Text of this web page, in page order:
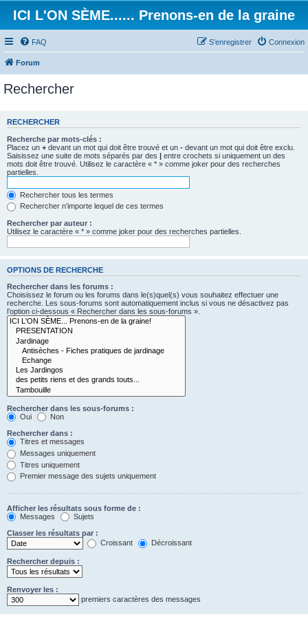
ICI L'ON SÈME...... Prenons-en de la graine
FAQ Connexion
S’enregistrer
Forum
Rechercher
RECHERCHER
Recherche par mots-clés :
Placez un + devant un mot qui doit être trouvé et un - devant un mot qui doit être exclu.
Saisissez une suite de mots séparés par des | entre crochets si uniquement un des
mots doit être trouvé. Utilisez le caractère « * » comme joker pour des recherches
partielles.
Rechercher tous les termes
Rechercher n’importe lequel de ces termes
Rechercher par auteur :
Utilisez le caractère « * » comme joker pour des recherches partielles.
OPTIONS DE RECHERCHE
Rechercher dans les forums :
Choisissez le forum ou les forums dans le(s)quel(s) vous souhaitez effectuer une
recherche. Les sous-forums sont automatiquement inclus si vous ne désactivez pas
l’option ci-dessous « Rechercher dans les sous-forums ».
Rechercher dans les sous-forums :
Oui
Non
Rechercher dans :
Titres et messages
Messages uniquement
Titres uniquement
Premier message des sujets uniquement
Afficher les résultats sous forme de :
Messages
Sujets
Classer les résultats par :
Croissant
Décroissant
Rechercher depuis :
Renvoyer les :
premiers caractères des messages